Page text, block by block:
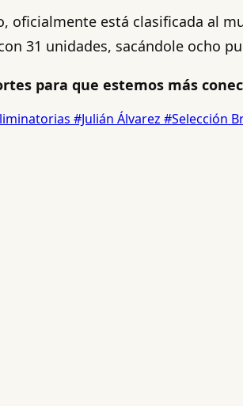
oficialmente está clasificada al
31 unidades, sacándole ocho
para que estemos más
#Julián Álvarez #Selección